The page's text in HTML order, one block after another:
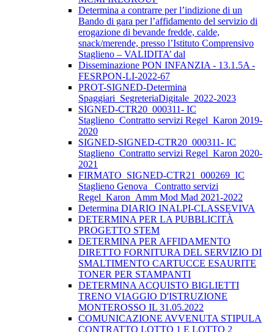
Determina a contrarre per l’indizione di un
Bando di gara per l’affidamento del servizio di
erogazione di bevande fredde, calde,
snack/merende, presso l’Istituto Comprensivo
Staglieno – VALIDITA’ dal
Disseminazione PON INFANZIA - 13.1.5A -
FESRPON-LI-2022-67
PROT-SIGNED-Determina
Spaggiari_SegreteriaDigitale_2022-2023
SIGNED-CTR20_000311- IC
Staglieno_Contratto servizi Regel_Karon 2019-
2020
SIGNED-SIGNED-CTR20_000311- IC
Staglieno_Contratto servizi Regel_Karon 2020-
2021
FIRMATO_SIGNED-CTR21_000269_IC
Staglieno Genova_ Contratto servizi
Regel_Karon_Amm Mod Mad 2021-2022
Determina DIARIO INALPI-CLASSEVIVA
DETERMINA PER LA PUBBLICITÀ
PROGETTO STEM
DETERMINA PER AFFIDAMENTO
DIRETTO FORNITURA DEL SERVIZIO DI
SMALTIMENTO CARTUCCE ESAURITE
TONER PER STAMPANTI
DETERMINA ACQUISTO BIGLIETTI
TRENO VIAGGIO D'ISTRUZIONE
MONTEROSSO IL 31.05.2022
COMUNICAZIONE AVVENUTA STIPULA
CONTRATTO LOTTO 1 E LOTTO 2